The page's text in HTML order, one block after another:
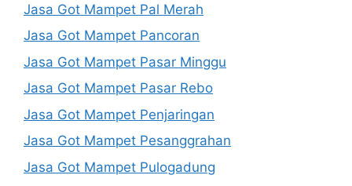
Jasa Got Mampet Pal Merah
Jasa Got Mampet Pancoran
Jasa Got Mampet Pasar Minggu
Jasa Got Mampet Pasar Rebo
Jasa Got Mampet Penjaringan
Jasa Got Mampet Pesanggrahan
Jasa Got Mampet Pulogadung